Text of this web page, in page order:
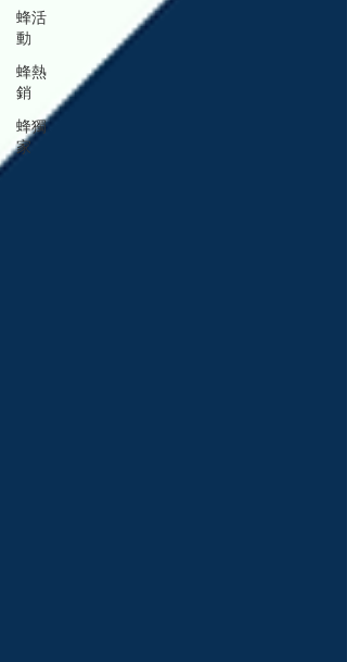
蜂活
動
蜂熱
銷
蜂獨
家